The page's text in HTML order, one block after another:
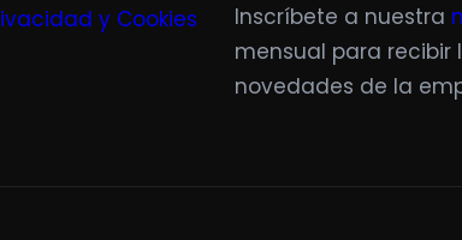
y Cookies Inscríbete a nuestra
mensual para recibir
novedades de la